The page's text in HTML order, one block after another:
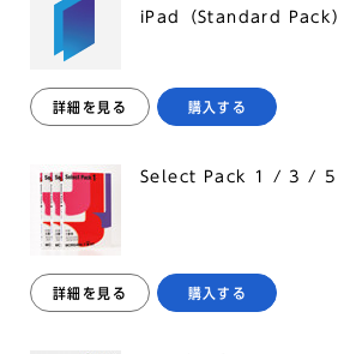
iPad（Standard Pack）
詳細を見る 購入する
Select Pack 1 / 3 / 5
詳細を見る 購入する